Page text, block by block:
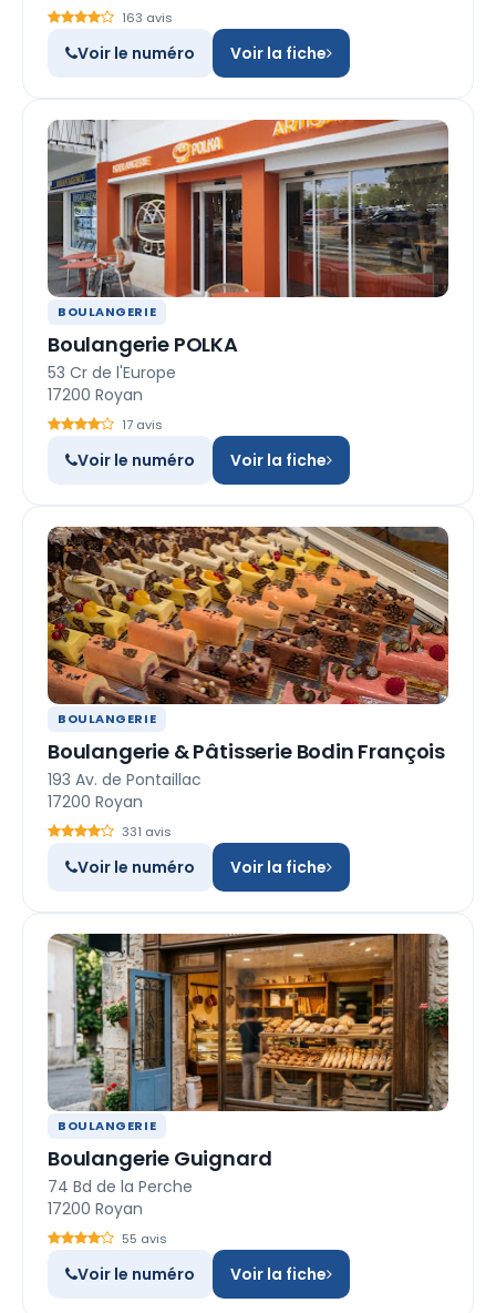
163 avis
Voir le numéro Voir la fiche
BOULANGERIE
Boulangerie POLKA
53 Cr de l'Europe
17200 Royan
17 avis
Voir le numéro Voir la fiche
BOULANGERIE
Boulangerie & Pâtisserie Bodin François
193 Av. de Pontaillac
17200 Royan
331 avis
Voir le numéro Voir la fiche
BOULANGERIE
Boulangerie Guignard
74 Bd de la Perche
17200 Royan
55 avis
Voir le numéro Voir la fiche